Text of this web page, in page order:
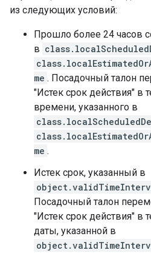
из следующих условий:
Прошло более 24 часов
в
me . Посадочный талон
"Истек срок действия" в
времени, указанного в
me .
Истек срок, указанный в
Посадочный талон
"Истек срок действия" в
даты, указанной в